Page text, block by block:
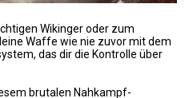
Wikinger oder zum
Waffe wie nie zuvor mit dem
das dir die Kontrolle über
brutalen Nahkampf-